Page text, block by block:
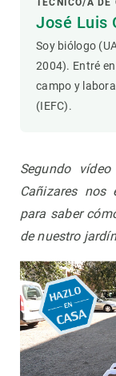
TÉCNICO/A DE
José Luis
Soy biólogo
2004). Entré
campo y
(IEFC).
Segundo
Cañizares nos
para saber
de nuestro